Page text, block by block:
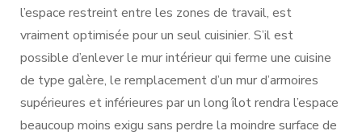
l’espace restreint entre les zones de travail, est
vraiment optimisée pour un seul cuisinier. S’il est
possible d’enlever le mur intérieur qui ferme une cuisine
de type galère, le remplacement d’un mur d’armoires
supérieures et inférieures par un long îlot rendra l’espace
beaucoup moins exigu sans perdre la moindre surface de